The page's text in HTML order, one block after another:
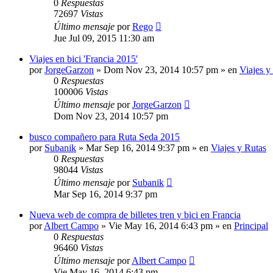
0 Respuestas
72697 Vistas
Último mensaje porRego
Jue Jul 09, 2015 11:30 am
Viajes en bici 'Francia 2015'
porJorgeGarzon » Dom Nov 23, 2014 10:57 pm » en Viajes y
0 Respuestas
100006 Vistas
Último mensaje porJorgeGarzon
Dom Nov 23, 2014 10:57 pm
busco compañero para Ruta Seda 2015
por Subanik » Mar Sep 16, 2014 9:37 pm » en Viajes y Rutas
0 Respuestas
98044 Vistas
Último mensaje por Subanik
Mar Sep 16, 2014 9:37 pm
Nueva web de compra de billetes tren y bici en Francia
porAlbert Campo » Vie May 16, 2014 6:43 pm » en Principal
0 Respuestas
96460 Vistas
Último mensaje porAlbert Campo